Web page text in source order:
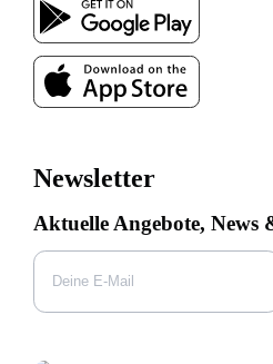
Newsletter
Aktuelle Angebote, News